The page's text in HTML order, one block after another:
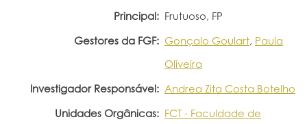
Principal: Frutuoso, FP
Gestores da FGF: Gonçalo Goulart, Paula
Oliveira
Investigador Responsável: Andrea Zita Costa Botelho
Unidades Orgânicas: FCT - Faculdade de